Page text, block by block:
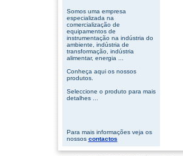
Somos uma empresa
especializada na
comercialização de
equipamentos de
instrumentação na indústria do
ambiente, indústria de
transformação, indústria
alimentar, energia ...
Conheça aqui os nossos
produtos.
Seleccione o produto para mais
detalhes ...
Para mais informações veja os
nossos contactos